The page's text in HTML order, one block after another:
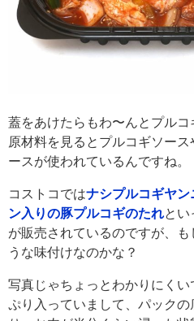
蓋をあけたらもわ〜んとプルコ
原材料を見るとプルコギソー
ースが使われているんですね。
コストコではナシプルコギヤン
ン入りの豚プルコギのたれとい
が販売されているのですが、
うな味付けなのかな？
写真じゃちょっとわかりにく
ぷり入っていまして、パック